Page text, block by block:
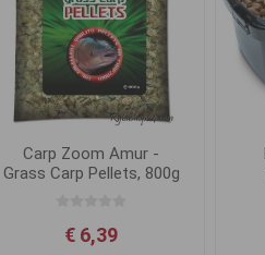
Carp Zoom Amur -
Grass Carp Pellets, 800g
€ 6,39